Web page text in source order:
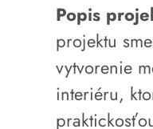
Popis
projektu
vytvorenie
interiéru,